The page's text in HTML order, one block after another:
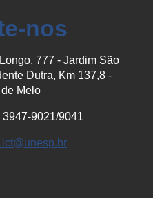
nos
777 - Jardim São
Dutra, Km 137,8 -
Melo
3947-9021/9041